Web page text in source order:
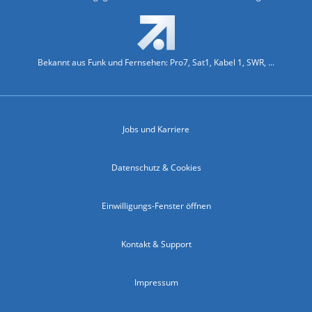
Bekannt aus Funk und Fernsehen: Pro7, Sat1, Kabel 1, SWR, ...
Jobs und Karriere
Datenschutz & Cookies
Einwilligungs-Fenster öffnen
Kontakt & Support
Impressum